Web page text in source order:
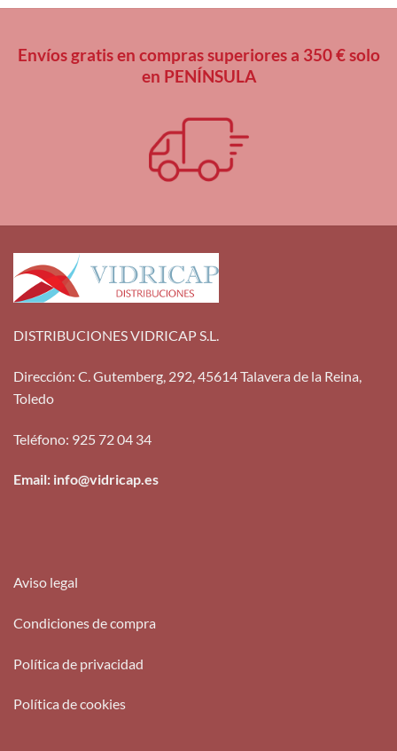
Envíos gratis en compras superiores a 350 € solo
en PENÍNSULA
DISTRIBUCIONES VIDRICAP S.L.
Dirección: C. Gutemberg, 292, 45614 Talavera de la Reina,
Toledo
Teléfono: 925 72 04 34
Email: info@vidricap.es
Aviso legal
Condiciones de compra
Política de privacidad
Política de cookies